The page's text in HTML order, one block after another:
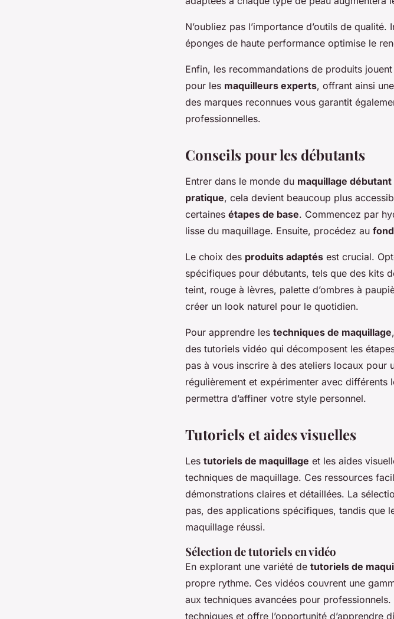
N’oubliez pas l’importance d’outils de
éponges de haute performance optimise le
Enfin, les recommandations de produits
pour les maquilleurs experts, offrant ainsi
des marques reconnues vous garantit
professionnelles.
Conseils pour les débutants
Entrer dans le monde du maquillage débutant
pratique, cela devient beaucoup plus
certaines étapes de base. Commencez par
lisse du maquillage. Ensuite, procédez au
Le choix des produits adaptés est crucial.
spécifiques pour débutants, tels que des kits
teint, rouge à lèvres, palette d’ombres à
créer un look naturel pour le quotidien.
Pour apprendre les techniques de maquillage
des tutoriels vidéo qui décomposent les
pas à vous inscrire à des ateliers locaux pour
régulièrement et expérimenter avec
permettra d’affiner votre style personnel.
Tutoriels et aides visuelles
Les tutoriels de maquillage et les aides
techniques de maquillage. Ces ressources
démonstrations claires et détaillées. La
pas, des applications spécifiques, tandis que
maquillage réussi.
Sélection de tutoriels en vidéo
En explorant une variété de tutoriels de
propre rythme. Ces vidéos couvrent une
aux techniques avancées pour
techniques et offre l’opportunité d’apprendre